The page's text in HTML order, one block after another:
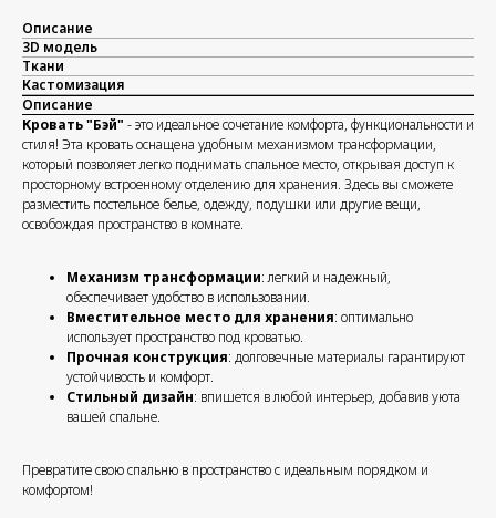
Описание
3D модель
Ткани
Кастомизация
Описание
Кровать "Бэй" - это идеальное сочетание комфорта, функциональности и
стиля! Эта кровать оснащена удобным механизмом трансформации,
который позволяет легко поднимать спальное место, открывая доступ к
просторному встроенному отделению для хранения. Здесь вы сможете
разместить постельное белье, одежду, подушки или другие вещи,
освобождая пространство в комнате.
Механизм трансформации: легкий и надежный,
обеспечивает удобство в использовании.
Вместительное место для хранения: оптимально
использует пространство под кроватью.
Прочная конструкция: долговечные материалы гарантируют
устойчивость и комфорт.
Стильный дизайн: впишется в любой интерьер, добавив уюта
вашей спальне.
Превратите свою спальню в пространство с идеальным порядком и
комфортом!